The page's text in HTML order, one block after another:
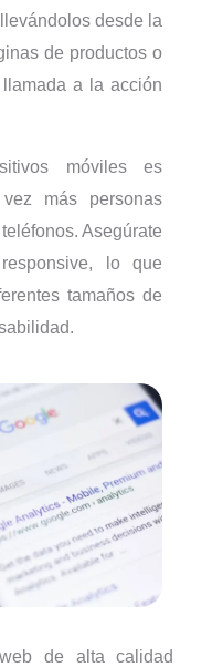
desde la
de productos o
a la acción
móviles es
más personas
Asegúrate
lo que
tamaños de
de alta calidad